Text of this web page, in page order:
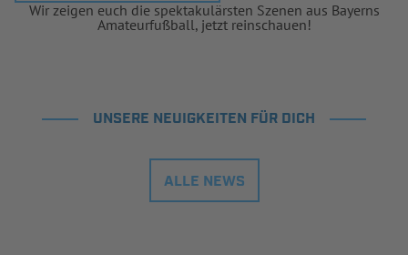
Wir zeigen euch die spektakulärsten Szenen aus Bayerns
Amateurfußball, jetzt reinschauen!
UNSERE NEUIGKEITEN FÜR DICH
ALLE NEWS